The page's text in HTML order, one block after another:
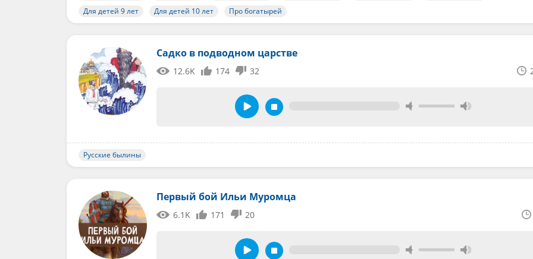
Для детей 9 лет
Для детей 10 лет Про богатырей
Садко в подводном царстве
12.6K 174 32
Русские былины
Первый бой Ильи Муромца
6.1K 171 20